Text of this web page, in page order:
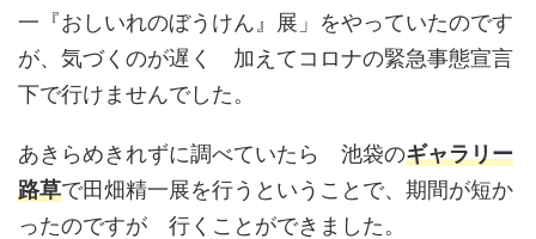
一『おしいれのぼうけん』展」 をやっていたのです
が、気づくのが遅く 加えてコロナの緊急事態宣言
下で行けませんでした。
あきらめきれずに調べていたら 池袋のギャラリー
路草で田畑精一展を行うということで、期間が短か
ったのですが 行くことができました。